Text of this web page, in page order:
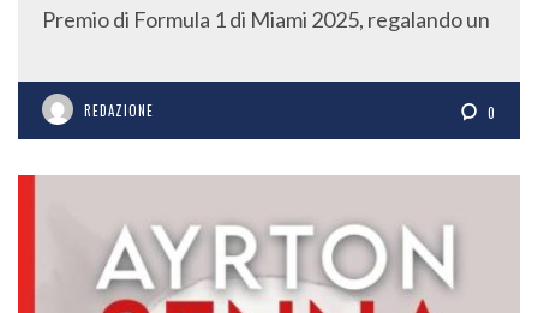
Premio di Formula 1 di Miami 2025, regalando un
REDAZIONE 0